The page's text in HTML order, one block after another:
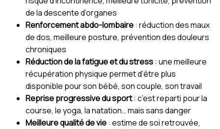
de la descente d’organes
Renforcement abdo-lombaire: réduction des maux
de dos, meilleure posture, prévention des douleurs
chroniques
Réduction de la fatigue et du stress: une meilleure
récupération physique permet d’être plus
disponible pour son bébé, son couple, son travail
Reprise progressive du sport: c’est reparti pour la
course, le yoga, la natation… mais sans danger
Meilleure qualité de vie: estime de soi retrouvée,